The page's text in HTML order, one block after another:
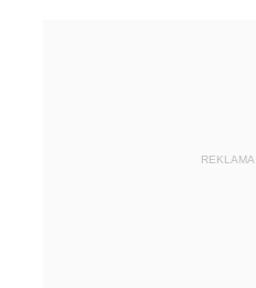
REKLAMA